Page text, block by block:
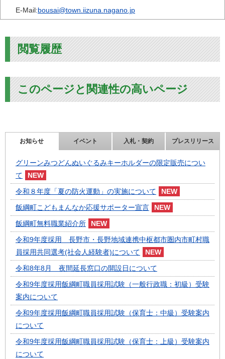
E-Mail:bousai@town.iizuna.nagano.jp
閲覧履歴
このページと関連性の高いページ
お知らせ イベント 入札・契約 プレスリリース
グリーンみつどんぬいぐるみキーホルダーの限定販売につい
て
令和８年度「夏の防火運動」の実施について
飯綱町こどもまんなか応援サポーター宣言
飯綱町無料職業紹介所
令和9年度採用 長野市・長野地域連携中枢都市圏内市町村職
員採用共同選考(社会人経験者)について
令和8年8月 夜間延長窓口の開設日について
令和9年度採用飯綱町職員採用試験（一般行政職：初級）受験
案内について
令和9年度採用飯綱町職員採用試験（保育士：中級）受験案内
について
令和9年度採用飯綱町職員採用試験（保育士：上級）受験案内
について